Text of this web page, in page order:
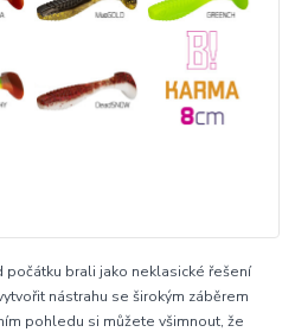
brali jako neklasické řešení
nástrahu se širokým záběrem
pohledu si můžete všimnout, že